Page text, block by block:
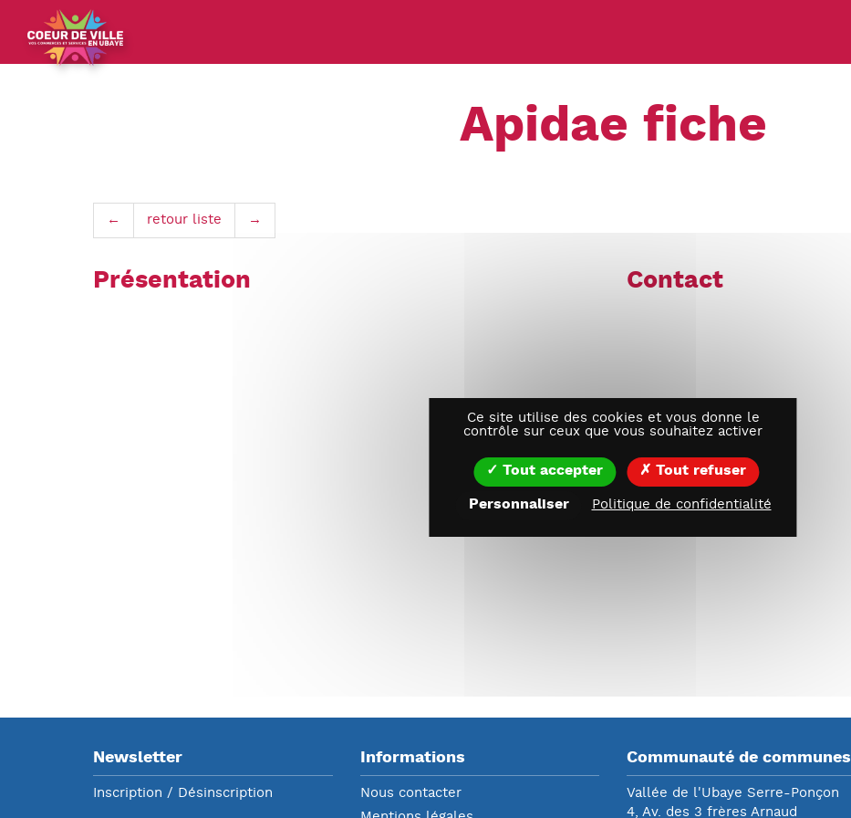
Apidae fiche
← retour liste →
Présentation Contact
Newsletter
Inscription / Désinscription
Informations
Nous contacter
Communauté de communes
Vallée de l'Ubaye Serre-Ponçon
4, Av. des 3 frères Arnaud
Panneau de gestion des cookies
Ce site utilise des cookies et vous donne le
contrôle sur ceux que vous souhaitez activer
Tout accepter Tout refuser
Personnaliser Politique de confidentialité